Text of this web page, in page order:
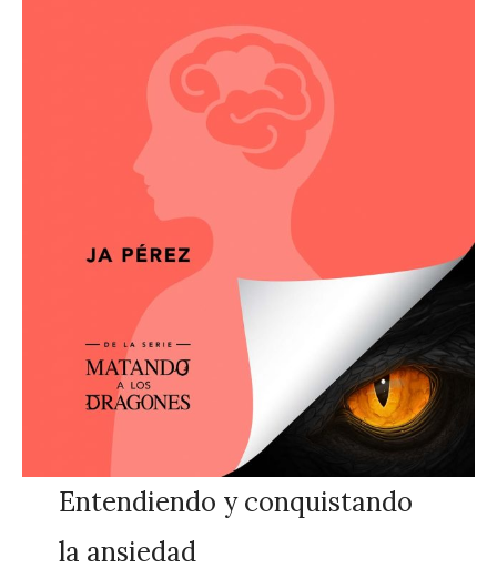
Entendiendo y conquistando
la ansiedad